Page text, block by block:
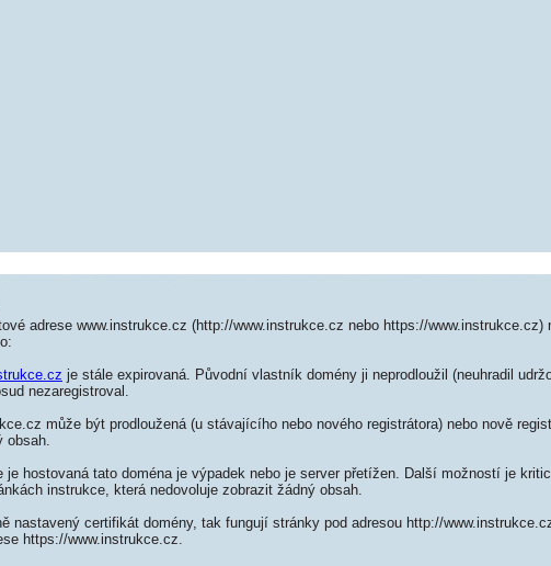
adrese www.instrukce.cz (http://www.instrukce.cz nebo https://www.instrukce.cz)
je stále expirovaná. Původní vlastník domény ji neprodloužil (neuhradil
nezaregistroval.
může být prodloužená (u stávajícího nebo nového registrátora) nebo nově
obsah.
je hostovaná tato doména je výpadek nebo je server přetížen. Další možností je
instrukce, která nedovoluje zobrazit žádný obsah.
nastavený certifikát domény, tak fungují stránky pod adresou http://
https://www.instrukce.cz.